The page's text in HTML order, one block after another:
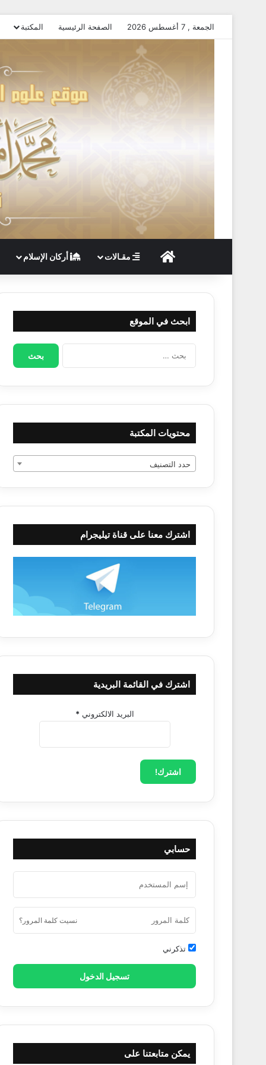
الجمعة , 7 أغسطس 2026 الصفحة الرئيسية المكتبة
الصفحة الرئيسية
مقـالات أركان الإسلام
القرآن العظيم
ابحث في الموقع
البحث
محتويات المكتبة
حدد التصنيف
اشترك معنا على قناة تيليجرام
اشترك في القائمة البريدية
البريد الالكتروني *
حسابي
نسيت كلمة المرور؟
تذكرني
تسجيل الدخول
يمكن متابعتنا على